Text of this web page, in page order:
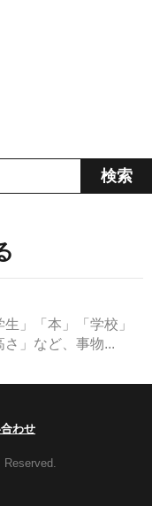
」「本」「学校」
」など、事物...
わせ